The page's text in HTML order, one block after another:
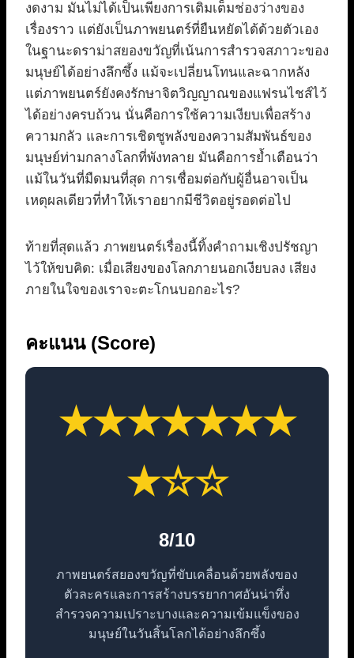
งดงาม มันไม่ได้เป็นเพียงการเติมเต็มช่องว่างของ
เรื่องราว แต่ยังเป็นภาพยนตร์ที่ยืนหยัดได้ด้วยตัวเอง
ในฐานะดราม่าสยองขวัญที่เน้นการสำรวจสภาวะของ
มนุษย์ได้อย่างลึกซึ้ง แม้จะเปลี่ยนโทนและฉากหลัง
แต่ภาพยนตร์ยังคงรักษาจิตวิญญาณของแฟรนไชส์ไว้
ได้อย่างครบถ้วน นั่นคือการใช้ความเงียบเพื่อสร้าง
ความกลัว และการเชิดชูพลังของความสัมพันธ์ของ
มนุษย์ท่ามกลางโลกที่พังทลาย มันคือการย้ำเตือนว่า
แม้ในวันที่มืดมนที่สุด การเชื่อมต่อกับผู้อื่นอาจเป็น
เหตุผลเดียวที่ทำให้เราอยากมีชีวิตอยู่รอดต่อไป
ท้ายที่สุดแล้ว ภาพยนตร์เรื่องนี้ทิ้งคำถามเชิงปรัชญา
ไว้ให้ขบคิด: เมื่อเสียงของโลกภายนอกเงียบลง เสียง
ภายในใจของเราจะตะโกนบอกอะไร?
คะแนน (Score)
★★★★★★★
★☆☆
8/10
ภาพยนตร์สยองขวัญที่ขับเคลื่อนด้วยพลังของ
ตัวละครและการสร้างบรรยากาศอันน่าทึ่ง
สำรวจความเปราะบางและความเข้มแข็งของ
มนุษย์ในวันสิ้นโลกได้อย่างลึกซึ้ง